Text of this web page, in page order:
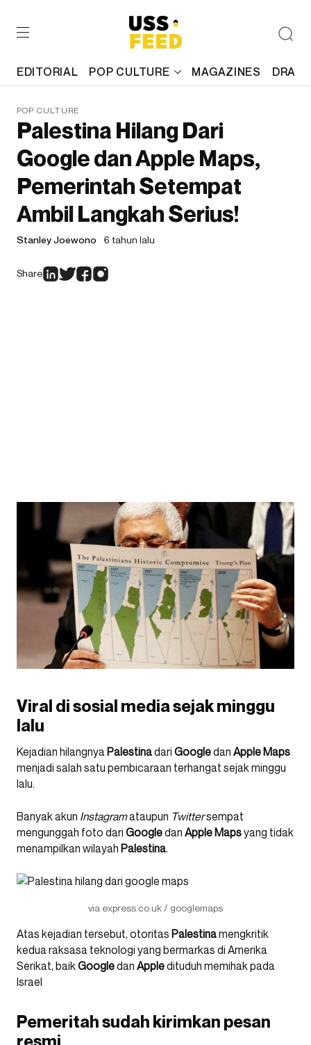
EDITORIAL POP CULTURE MAGAZINES
POP CULTURE
Palestina Hilang Dari
Google dan Apple Maps,
Pemerintah Setempat
Ambil Langkah Serius!
Stanley Joewono 6 tahun lalu
Share
Viral di sosial media sejak minggu
lalu
Kejadian hilangnya Palestinadari Googledan Apple Maps
menjadi salah satu pembicaraan terhangat sejak minggu
lalu.
Banyak akun Instagramataupun Twittersempat
mengunggah foto dari Googledan Apple Mapsyang tidak
menampilkan wilayah Palestina.
via express.co.uk / googlemaps
Atas kejadian tersebut, otoritas Palestinamengkritik
kedua raksasa teknologi yang bermarkas di Amerika
Serikat, baikGoogledan Appledituduh memihak pada
Israel
Pemeritah sudah kirimkan pesan